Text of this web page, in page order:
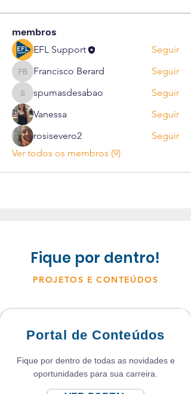
membros
EFL Support
Seguir
Francisco Berard
Francisco Berard Seguir
spumasdesabao
spumasdesabao
Seguir
Vanessa
Seguir
rosisevero2
Seguir
Ver todos os membros (9)
Fique por dentro!
PROJETOS E CONTEÚDOS
Portal de Conteúdos
Fique por dentro de todas as novidades e
oportunidades para sua carreira.